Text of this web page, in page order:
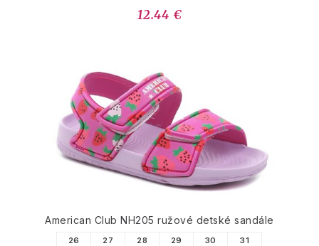
12.44 €
American Club NH205 ružové detské sandále
26 27 28 29 30 31